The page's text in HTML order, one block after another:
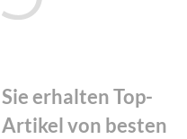
Sie erhalten Top-
Artikel von besten